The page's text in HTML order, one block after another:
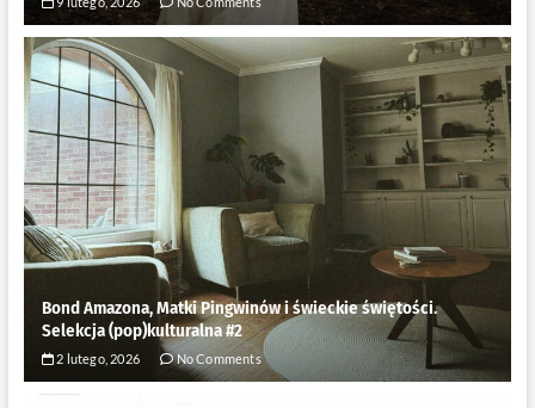
Bond Amazona, Matki Pingwinów i świeckie świętości.
Selekcja (pop)kulturalna #2
2 lutego, 2026 No Comments